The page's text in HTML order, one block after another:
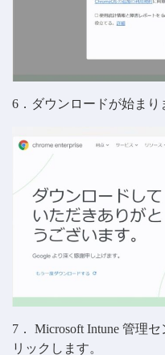
6．ダウンロードが始まり
7． Microsoft Intune 管理
リックします。